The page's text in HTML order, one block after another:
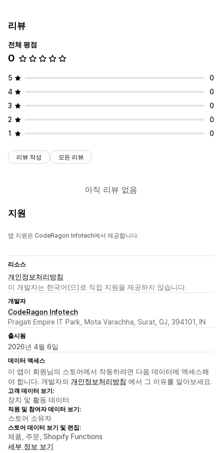
알림 설정
상향 판매
무료 배송
결제 사용자 지정
배송 방법 규칙
리뷰
전체 평점
0
5
0
4
0
3
0
2
0
1
0
리뷰 작성 모든 리뷰
아직 리뷰 없음
지원
앱 지원은 CodeRagon Infotech에서 제공합니다.
리소스
개인정보처리방침
이 개발자는 한국어(으)로 직접 지원을 제공하지 않습니다.
개발자
CodeRagon Infotech
Pragati Empire IT Park, Mota Varachha, Surat, GJ, 394101, IN
출시됨
2026년 4월 6일
데이터 액세스
이 앱이 회원님의 스토어에서 작동하려면 다음 데이터에 액세스해
야 합니다. 개발자의 개인정보처리방침 에서 그 이유를 알아보세요.
고객 데이터 보기:
장치 및 활동 데이터
직원 및 참여자 데이터 보기:
스토어 소유자
스토어 데이터 보기 및 편집:
제품, 주문, Shopify Functions
세부 정보 보기